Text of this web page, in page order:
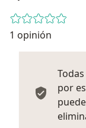
1 opinión
por